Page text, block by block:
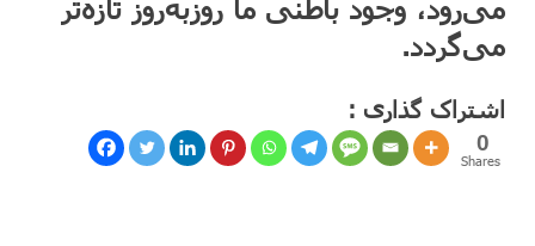
می‌رود، وجود باطنی ما روزبه‌روز تازه‌تر
می‌گردد.
اشتراک گذاری :
0
Shares